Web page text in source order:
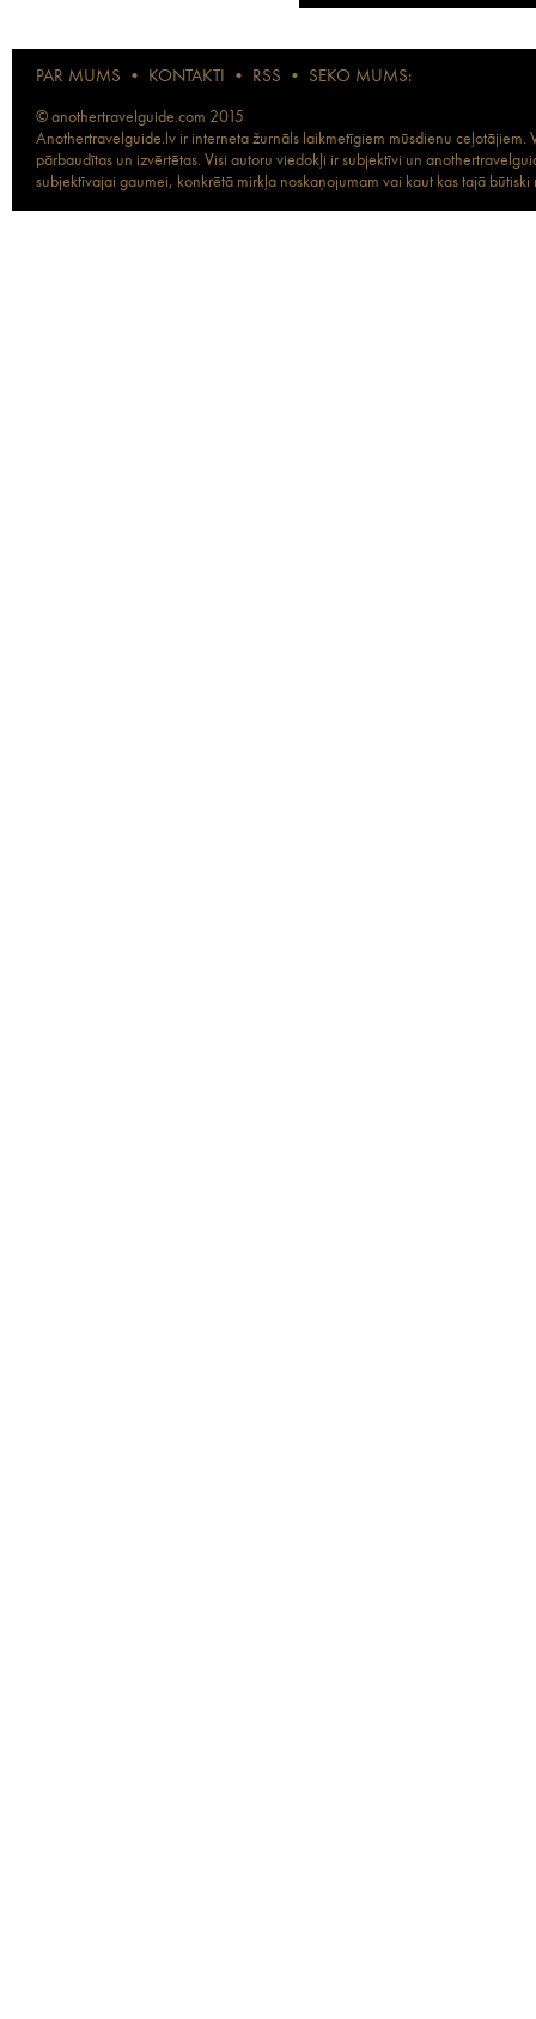
PAR MUMS • KONTAKTI • RSS • SEKO MUMS:
© anothertravelguide.com 2015
Anothertravelguide.lv ir interneta žurnāls laikmetīgiem mūsdienu
pārbaudītas un izvērtētas. Visi autoru viedokļi ir subjektīvi un
subjektīvajai gaumei, konkrētā mirkļa noskaņojumam vai kaut kas tajā